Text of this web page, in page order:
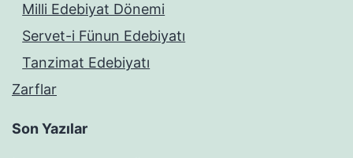
Milli Edebiyat Dönemi
Servet-i Fünun Edebiyatı
Tanzimat Edebiyatı
Zarflar
Son Yazılar